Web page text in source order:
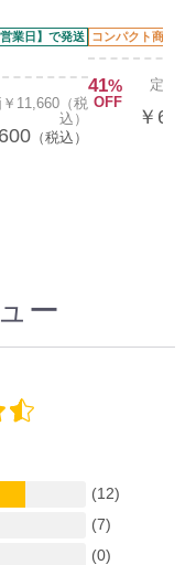
業日】で発送
11,660（税
込）
（税込）
コンパクト商品
41%
OFF
定価
￥
ー
(12)
(7)
(0)